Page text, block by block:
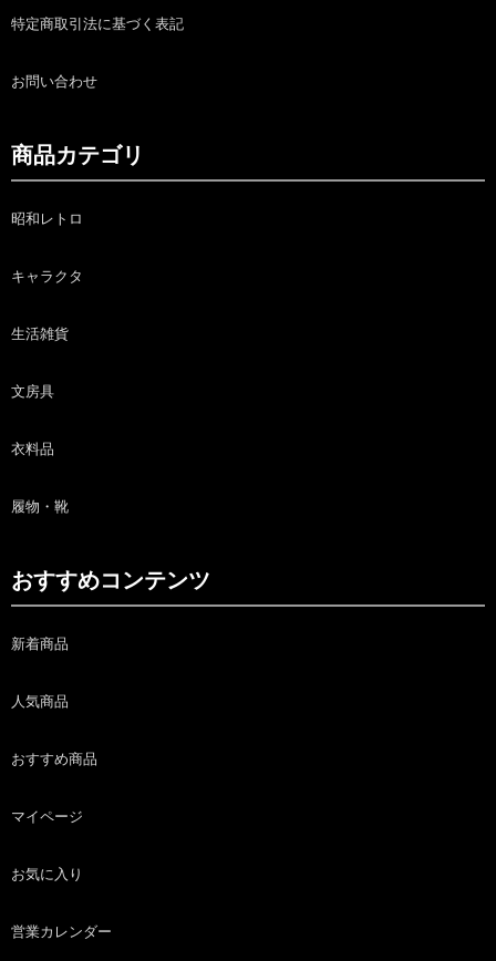
特定商取引法に基づく表記
お問い合わせ
商品カテゴリ
昭和レトロ
キャラクタ
生活雑貨
文房具
衣料品
履物・靴
おすすめコンテンツ
新着商品
人気商品
おすすめ商品
マイページ
お気に入り
営業カレンダー